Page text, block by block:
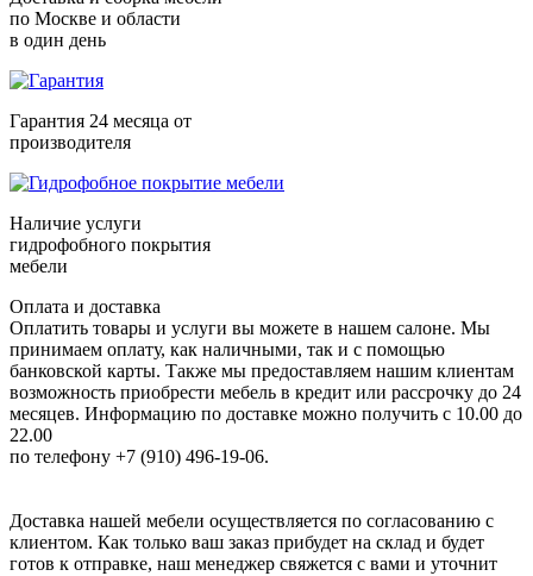
по Москве и области
в один день
Гарантия 24 месяца от
производителя
Наличие услуги
гидрофобного покрытия
мебели
Оплата и доставка
Оплатить товары и услуги вы можете в нашем салоне. Мы
принимаем оплату, как наличными, так и с помощью
банковской карты. Также мы предоставляем нашим клиентам
возможность приобрести мебель в кредит или рассрочку до 24
месяцев. Информацию по доставке можно получить с 10.00 до
22.00
по телефону +7 (910) 496-19-06.
Доставка нашей мебели осуществляется по согласованию с
клиентом. Как только ваш заказ прибудет на склад и будет
готов к отправке, наш менеджер свяжется с вами и уточнит